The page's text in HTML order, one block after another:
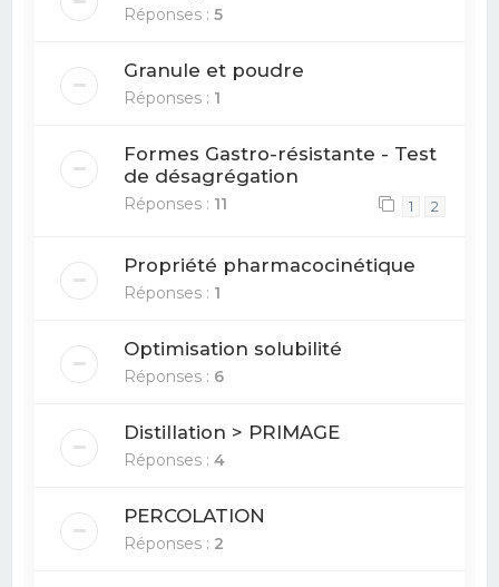
Réponses :5
Granule et poudre
Réponses : 1
Formes Gastro-résistante - Test
de désagrégation
Réponses : 11 1 2
Propriété pharmacocinétique
Réponses : 1
Optimisation solubilité
Réponses : 6
Distillation > PRIMAGE
Réponses :4
PERCOLATION
Réponses : 2